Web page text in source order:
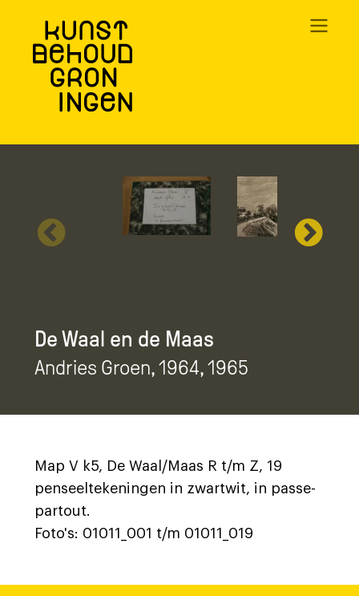
De Waal en de Maas
Andries Groen, 1964, 1965
Map V k5, De Waal/Maas R t/m Z, 19
penseeltekeningen in zwartwit, in passe-
partout.
Foto's: 01011_001 t/m 01011_019